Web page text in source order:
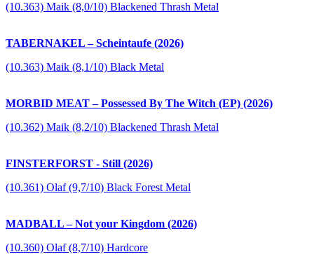
(10.363) Maik (8,0/10) Blackened Thrash Metal
TABERNAKEL – Scheintaufe (2026)
(10.363) Maik (8,1/10) Black Metal
MORBID MEAT – Possessed By The Witch (EP) (2026)
(10.362) Maik (8,2/10) Blackened Thrash Metal
FINSTERFORST - Still (2026)
(10.361) Olaf (9,7/10) Black Forest Metal
MADBALL – Not your Kingdom (2026)
(10.360) Olaf (8,7/10) Hardcore